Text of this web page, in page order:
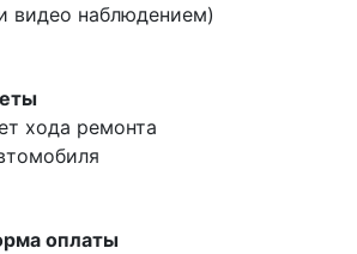
видео наблюдением)
хода ремонта
оплаты